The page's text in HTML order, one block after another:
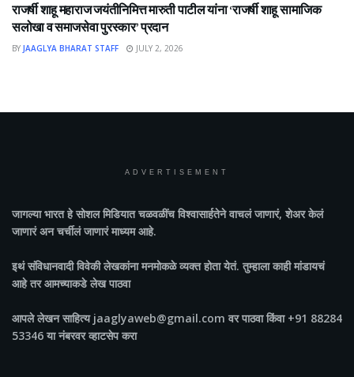
राजर्षी शाहू महाराज जयंतीनिमित्त मारुती पाटील यांना ‘राजर्षी शाहू सामाजिक
सलोखा व समाजसेवा पुरस्कार’ प्रदान
BY JAAGLYA BHARAT STAFF JULY 2, 2026
ADVERTISEMENT
जागल्या भारतहे सोशल मिडियात चळवळींच विश्वासार्हतेने वाचलं जाणारं, शेअर केलं
जाणारं अन चर्चीलं जाणारं माध्यम आहे.
इथं संविधानवादी विवेकी लेखकांना मनमोकळे व्यक्त होता येतं. तुम्हाला काही मांडायचं
आहे तर आमच्याकडे लेख पाठवा
आपले लेखन साहित्य jaaglyaweb@gmail.com वर पाठवा किंवा +91 88284
53346 या नंबरवर व्हाटसेप करा